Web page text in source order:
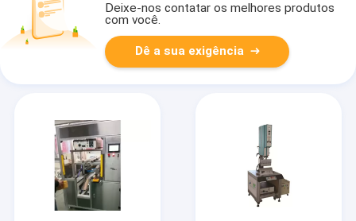
Deixe-nos contatar os melhores produtos
com você.
Dê a sua exigência